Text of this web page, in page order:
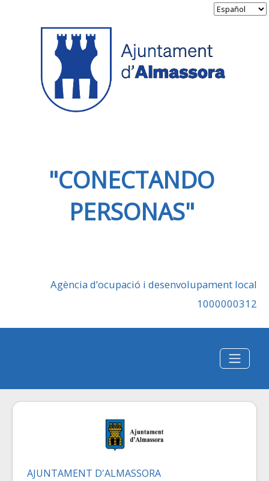
"CONECTANDO
PERSONAS"
Agència d’ocupació i desenvolupament local
1000000312
AJUNTAMENT D'ALMASSORA